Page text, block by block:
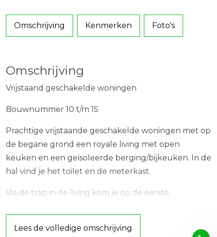
Omschrijving Kenmerken Foto's
Omschrijving
Vrijstaand geschakelde woningen
Bouwnummer 10 t/m 15
Prachtige vrijstaande geschakelde woningen met op
de begane grond een royale living met open
keuken en een geïsoleerde berging/bijkeuken. In de
hal vind je het toilet en de meterkast.
Via de trap in de living kom je op de eerste
waar extra bergruimte is.
Lees de volledige omschrijving